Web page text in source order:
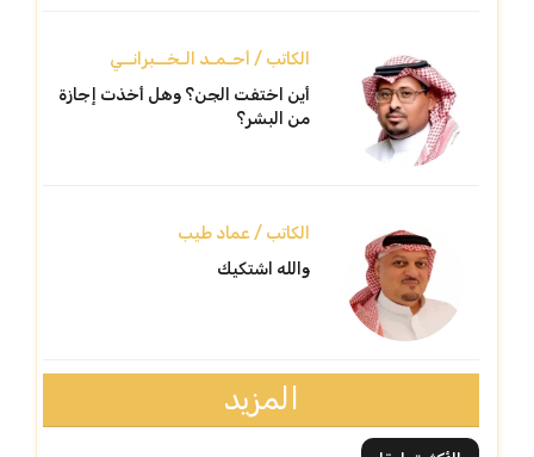
الكاتب / أحـمـد الـخــبرانــي
أين اختفت الجن؟ وهل أخذت إجازة
من البشر؟
الكاتب / عماد طيب
والله اشتكيك
المزيد